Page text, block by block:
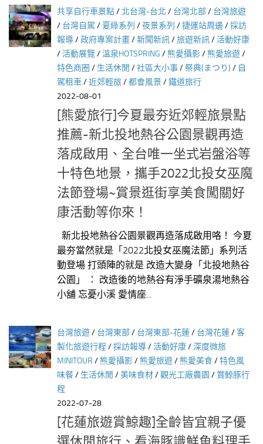
共享自行車景點/ 北台灣-台北 / 台灣北部 / 台灣旅遊
/ 台灣自駕 / 夏綠系列 /夜景系列 /捷運站周邊 /採訪
報導/政府專案計畫/新聞新訊/旅遊新訊/活動好康
/活動展覽/溫泉HOTSPRING / 熊愛攝影/ 熊愛旅遊/
特色商圈 / 生活休閒 /社區大小事/祭典(まつり) / 自
駕租車/近郊輕旅/都會風景 /鐵道旅行
2022-08-01
[熊愛旅行]今夏最夯近郊輕旅景點
推薦-新北投地熱谷公園景觀再造
落成啟用、全台唯一坐式岩盤浴等
十特色地景，攜手2022北投女巫魔
法節登場~賞景逛街享美食闖關好
康活動等你來！
新北投地熱谷公園景觀再造落成啟用咯！ 今夏
最夯當然就是「2022北投女巫魔法節」系列活
動登場 打頭陣的就是 改造大變身「北投地熱谷
公園」 ： 改造後的地熱谷有淨手礦泉湯地熱谷
小舖 忘憂小溪 愛情座...
台灣旅遊/ 台灣東部 / 台灣東部-花蓮/ 台灣花蓮/客
製化旅遊行程 /採訪報導/活動好康/深度微旅
MINITOUR / 熊愛攝影/ 熊愛旅遊/ 熊愛美食/特色風
味餐/ 生活休閒 /美味食材/觀光工廠農園 / 賞鯨豚行
程
2022-07-28
[花蓮旅遊賞鯨趣]全齡皆宜親子優